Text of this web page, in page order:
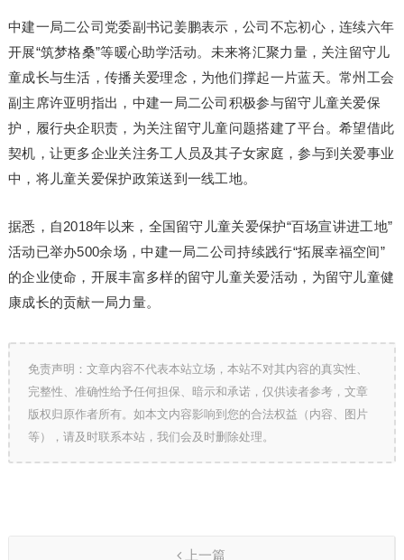
中建一局二公司党委副 书记姜鹏表示，公司不忘初心，连续六年
开展“筑梦格桑”等暖心助学活动。未来将汇聚力量，关注留守儿
童成长与生活，传播关爱理念，为他们撑起一片蓝天。常州工会
副主席许亚明指出，中建一局二公司积极参与留守儿童关爱保
护，履行央企职责，为关注留守儿童问题搭建了平台。希望借此
契机，让更多企业关注务工人员及其子女家庭，参与到关爱事业
中，将儿童关爱保护政策送到一线工地。
据悉，自2018年以来，全国留守儿童关爱保护“百场宣讲进工地”
活动已举办500余场，中建一局二公司持续践行“拓展幸福空间”
的企业使命，开展丰富多样的留守儿童关爱活动，为留守儿童健
康成长的贡献一局力量。
免责声明：文章内容不代表本站立场，本站不对其内容的真实性、
完整性、准确性给予任何担保、暗示和承诺，仅供读者参考，文章
版权归原作者所有。如本文内容影响到您的合法权益（内容、图片
等），请及时联系本站，我们会及时删除处理。
上一篇